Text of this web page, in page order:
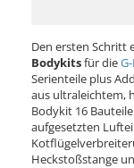
Den ersten Schritt
Bodykitsfür die
Serienteile plus
aus ultraleichtem,
Bodykit 16
aufgesetzten
Heckstoßstange